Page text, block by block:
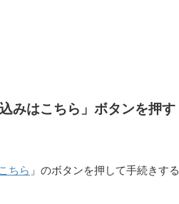
みはこちら」ボタンを押す
ちら 」のボタンを押して手続きする